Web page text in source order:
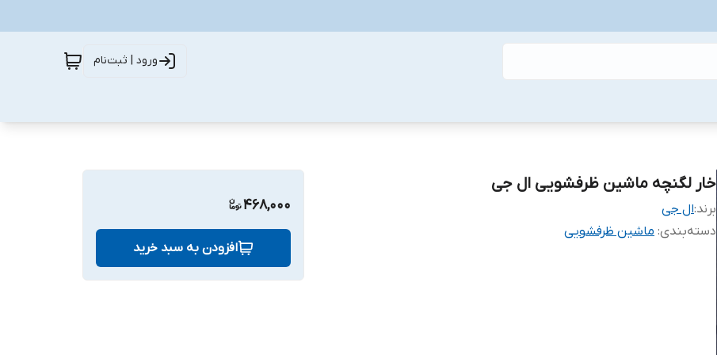
ورود | ثبت‌نام
خار لگنچه ماشین ظرفشویی ال جی
برند:ال جی
دسته‌بندی: ماشین ظرفشویی
468,000
افزودن به سبد خرید